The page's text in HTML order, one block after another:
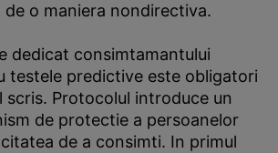
o maniera nondirectiva.
dedicat consimtamantului
testele predictive este obligatori
scris. Protocolul introduce un
de protectie a persoanelor
de a consimti. In primul